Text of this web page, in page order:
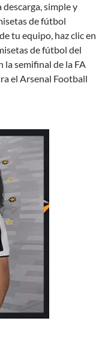
simple y
de fútbol
tu equipo, haz clic en
de fútbol del
la semifinal de la FA
el Arsenal Football